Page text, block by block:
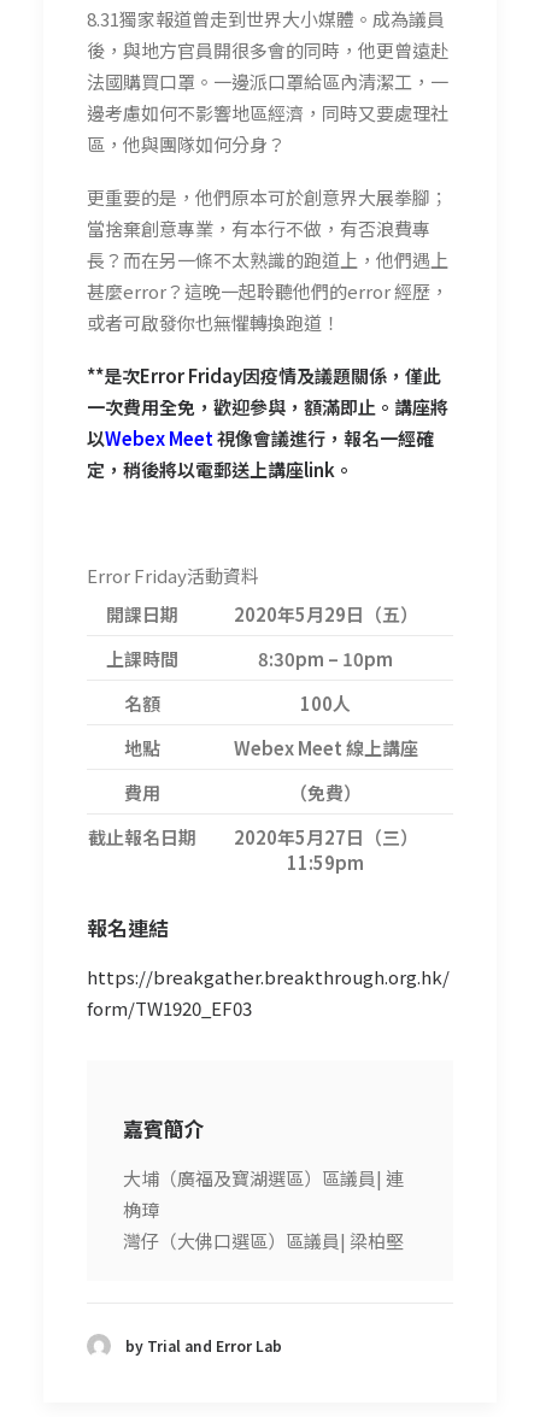
8.31獨家報道曾走到世界大小媒體。成為議員
後，與地方官員開很多會的同時，他更曾遠赴
法國購買口罩。一邊派口罩給區內清潔工，一
邊考慮如何不影響地區經濟，同時又要處理社
區，他與團隊如何分身？
更重要的是，他們原本可於創意界大展拳腳；
當捨棄創意專業，有本行不做，有否浪費專
長？而在另一條不太熟識的跑道上，他們遇上
甚麼error？這晚一起聆聽他們的error 經歷，
或者可啟發你也無懼轉換跑道！
**是次Error Friday因疫情及議題關係，僅此
一次費用全免，歡迎參與，額滿即止。講座將
以Webex Meet視像會議進行，報名一經確
定，稍後將以電郵送上講座link。
Error Friday活動資料
開課日期
2020年5月29日（五）
上課時間
8:30pm – 10pm
名額
100人
地點
Webex Meet 線上講座
費用
（免費）
截止報名日期
2020年5月27日（三）
11:59pm
報名連結
https://breakgather.breakthrough.org.hk/
form/TW1920_EF03
嘉賓簡介
大埔（廣福及寶湖選區）區議員| 連
桷璋
灣仔（大佛口選區）區議員| 梁柏堅
by Trial and Error Lab